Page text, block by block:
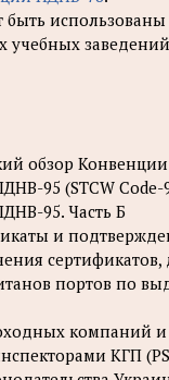
использованы
учебных
обзор
95 (STCW Code-
95. Часть Б
и
портов по
компаний
КГП